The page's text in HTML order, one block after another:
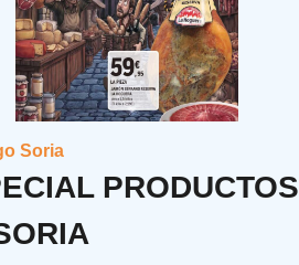
Soria
PRODUCTOS